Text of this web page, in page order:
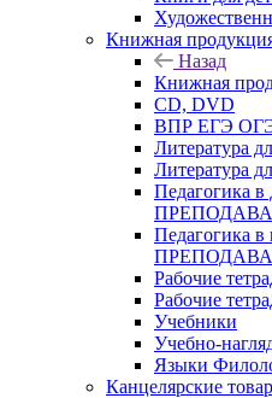
Книжная
Назад
Книжная
CD, DVD
ВПР ЕГЭ
Литература
Литература
Педагогика
Педагогика
Рабочие
Рабочие
Учебники
Учебно-
Языки
Канцелярские